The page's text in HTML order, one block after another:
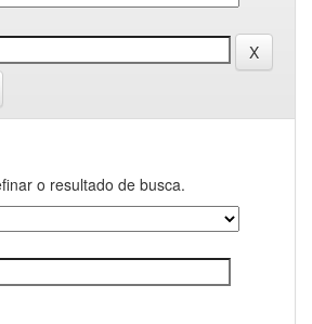
o resultado de busca.